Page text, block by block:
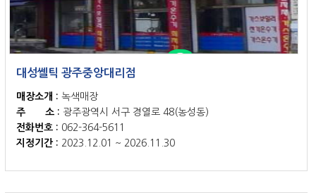
대성쎌틱 광주중앙대리점
매장소개 : 녹색매장
주 소 : 광주광역시 서구 경열로 48(농성동)
전화번호 : 062-364-5611
지정기간 : 2023.12.01 ~ 2026.11.30